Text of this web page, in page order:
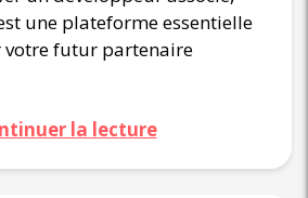
une plateforme essentielle
votre futur partenaire
la lecture